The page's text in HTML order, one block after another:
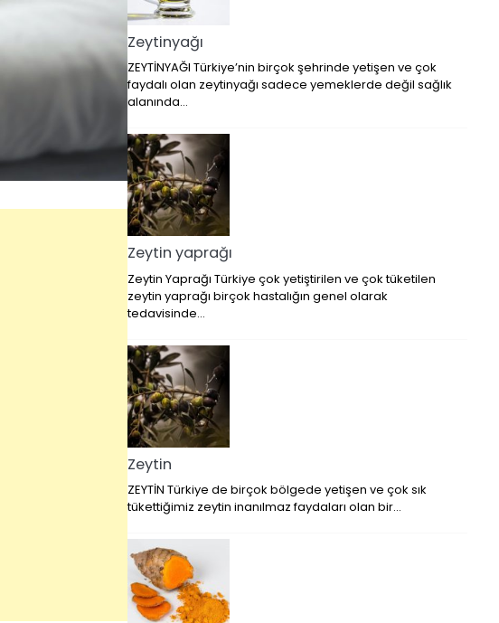
Zeytinyağı
ZEYTİNYAĞI Türkiye’nin birçok şehrinde yetişen ve çok
faydalı olan zeytinyağı sadece yemeklerde değil sağlık
alanında…
Zeytin yaprağı
Zeytin Yaprağı Türkiye çok yetiştirilen ve çok tüketilen
zeytin yaprağı birçok hastalığın genel olarak
tedavisinde…
Zeytin
ZEYTİN Türkiye de birçok bölgede yetişen ve çok sık
tükettiğimiz zeytin inanılmaz faydaları olan bir…